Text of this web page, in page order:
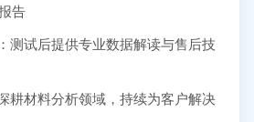
告
：测试后提供专业数据解读与售后技
耕材料分析领域，持续为客户解决